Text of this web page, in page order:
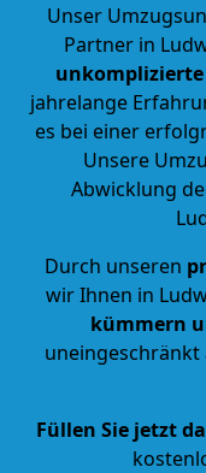
Unser
Partner in
jahrelange
es bei einer
Unsere
Abwicklung
Durch unseren
wir Ihnen in
kümmern
Füllen Sie jetzt